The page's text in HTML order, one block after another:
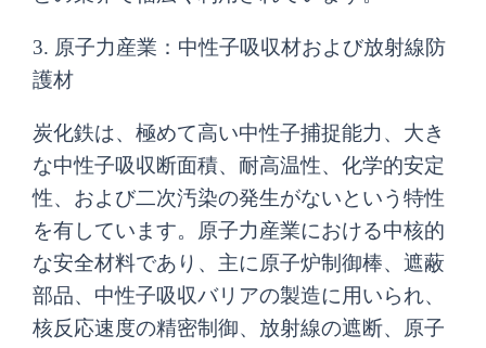
3. 原子力産業：中性子吸収材および放射線防
護材
炭化鉄は、極めて高い中性子捕捉能力、大き
な中性子吸収断面積、耐高温性、化学的安定
性、および二次汚染の発生がないという特性
を有しています。原子力産業における中核的
な安全材料であり、主に原子炉制御棒、遮蔽
部品、中性子吸収バリアの製造に用いられ、
核反応速度の精密制御、放射線の遮断、原子